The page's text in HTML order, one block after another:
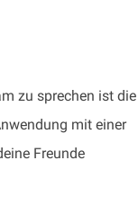
zu sprechen ist die
mit einer
Freunde